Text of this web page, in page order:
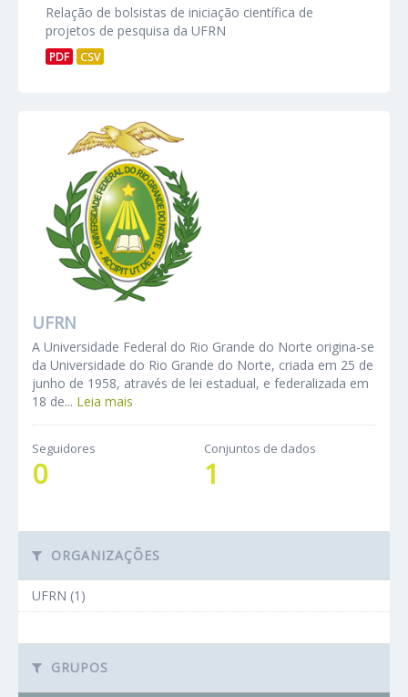
Relação de bolsistas de iniciação científica de
projetos de pesquisa da UFRN
PDF CSV
UFRN
A Universidade Federal do Rio Grande do Norte origina-se
da Universidade do Rio Grande do Norte, criada em 25 de
junho de 1958, através de lei estadual, e federalizada em
18 de... Leia mais
Seguidores
0
Conjuntos de dados
1
ORGANIZAÇÕES
UFRN (1)
GRUPOS